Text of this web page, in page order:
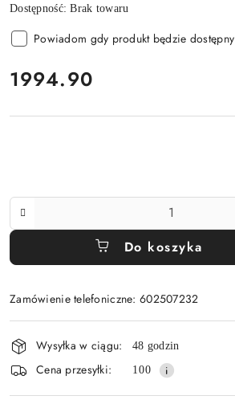
Dostępność:Brak towaru
Powiadom gdy produkt będzie dostępny
cena:
1994.90
Do koszyka
Zamówienie telefoniczne: 602507232
Wyślij
i
dostawa
Wysyłka w ciągu: 48 godzin
Cena przesyłki: 100